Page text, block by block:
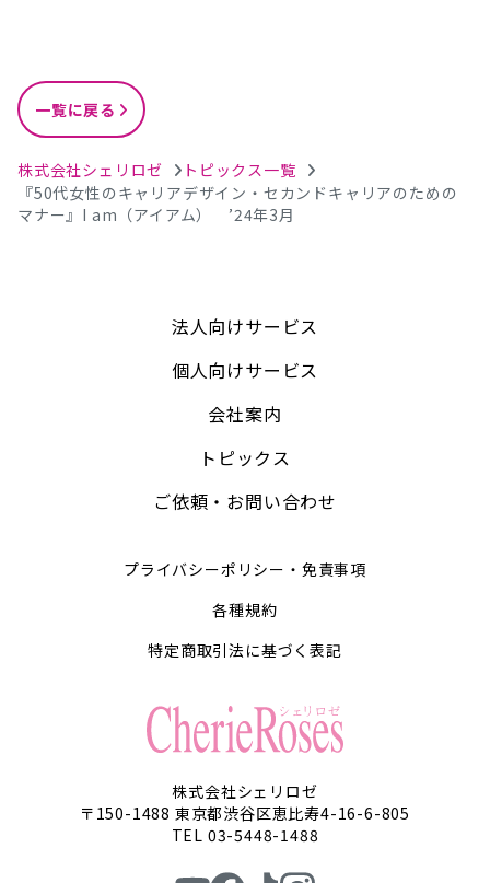
株式会社シェリロゼ
トピックス一覧
『50代女性のキャリアデザイン・セカンドキャリアのための
マナー』I am（アイアム） ’24年3月
一覧に戻る
法人向けサービス
個人向けサービス
会社案内
トピックス
ご依頼・お問い合わせ
プライバシーポリシー・免責事項
各種規約
特定商取引法に基づく表記
株式会社シェリロゼ
〒150-1488 東京都渋谷区恵比寿4-16-6-805
TEL 03-5448-1488